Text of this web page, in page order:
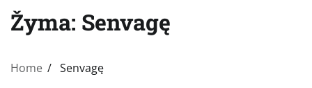
Žyma: Senvagę
Home Senvagę